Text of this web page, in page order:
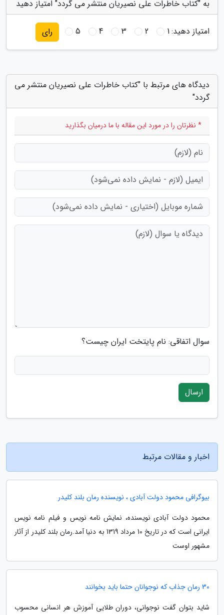
به "کتاب خاطرات علی نصیریان منتشر می گردد" امتیاز دهید
امتیاز دهید:1
2
3
4
5 رای
دیدگاه های مرتبط با "کتاب خاطرات علی نصیریان منتشر می
گردد"
* نظرتان را در مورد این مقاله با ما درمیان بگذارید
سوال اتفاقی: نام پایتخت ایران چیست؟
ارسال
اخبار و مقالات مرتبط
بیوگرافی محمود دولت آبادی ، نویسنده رمان بلند کلیدر
محمود دولت آبادی نویسنده، نمایش نامه نویس و فیلم نامه نویس
ایرانی است که در تاریخ 10 مرداد 1319 به دنیا آمد.رمان بلند کلیدر از آثار
مشهور اوست
30 رمان جذاب که نوجوانان حتما باید بخوانند
شاید بتوان گفت نوجوانی، دوران طلایی آموزش هر انسانی محسوب